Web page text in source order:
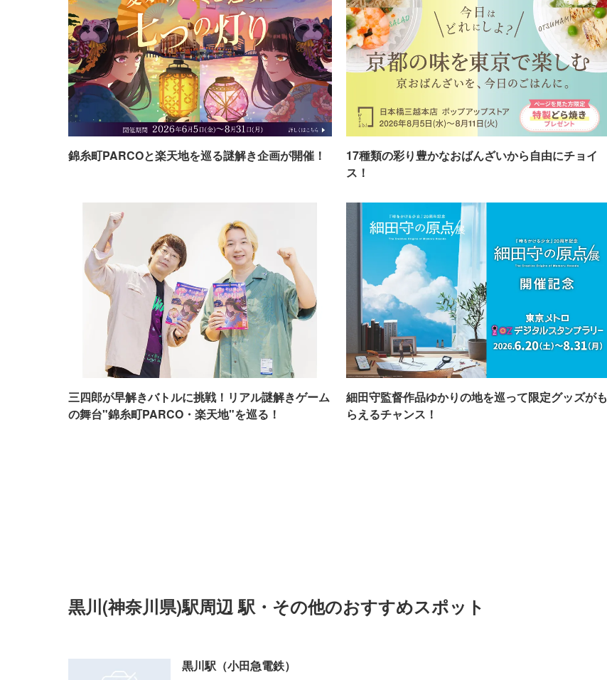
錦糸町PARCOと楽天地を巡る謎解き企画が開催！
17種類の彩り豊かなおばんざいから自由にチョイ
ス！
三四郎が早解きバトルに挑戦！リアル謎解きゲーム
の舞台"錦糸町PARCO・楽天地"を巡る！
細田守監督作品ゆかりの地を巡って限定グッズがも
らえるチャンス！
黒川(神奈川県)駅周辺 駅・その他のおすすめスポット
黒川駅（小田急電鉄）